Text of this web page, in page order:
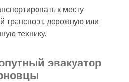
к месту
транспорт, дорожную или
технику.
эвакуатор